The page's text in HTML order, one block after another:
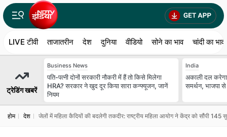
LIVE टीवी ताजातरीन देश दुनिया वीडियो सोने का भाव चांदी का भाव
ट्रेडिंग खबरें
Business News
पति-पत्नी दोनों सरकारी नौकरी में हैं तो किसे मिलेगा
HRA? सरकार ने खुद दूर किया सारा कन्फ्यूजन, जानें
नियम
India
अकाली दल करेगा
समर्थन, भाजपा
होम देश जेलों में महिला कैदियों की बदलेगी तकदीर: राष्ट्रीय महिला आयोग ने केंद्र को सौंपी 145